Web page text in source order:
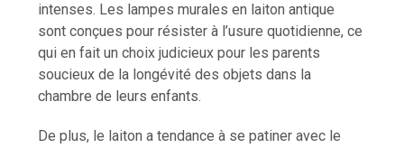
intenses. Les lampes murales en laiton antique
sont conçues pour résister à l’usure quotidienne, ce
qui en fait un choix judicieux pour les parents
soucieux de la longévité des objets dans la
chambre de leurs enfants.
De plus, le laiton a tendance à se patiner avec le